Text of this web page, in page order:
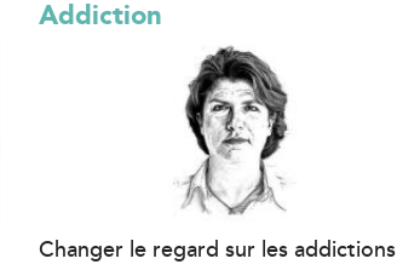
Addiction
Changer le regard sur les addictions